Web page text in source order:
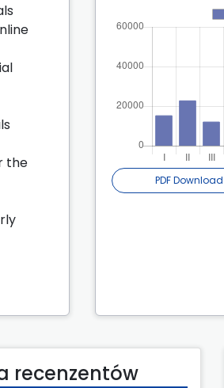
the
PDF Download
recenzentów